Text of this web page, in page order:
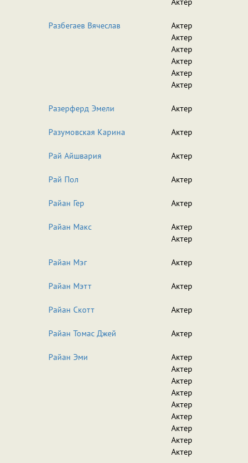
Разбегаев Вячеслав Актер
Актер
Актер
Актер
Актер
Актер
Разерферд Эмели Актер
Разумовская Карина Актер
Рай Айшвария Актер
Рай Пол Актер
Райан Гер Актер
Райан Макс Актер
Актер
Райан Мэг Актер
Райан Мэтт Актер
Райан Скотт Актер
Райан Томас Джей Актер
Райан Эми Актер
Актер
Актер
Актер
Актер
Актер
Актер
Актер
Актер